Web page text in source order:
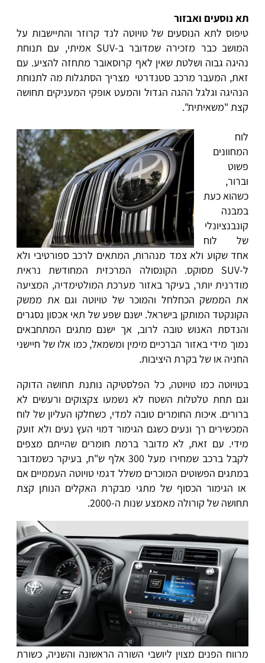
תא נוסעים ואבזור
טיפוס לתא הנוסעים של טויוטה לנד קרוזר והתיישבות על
המושב כבר מזכירה שמדובר ב-SUV אמיתי, עם תנוחת
נהיגה גבוה ושלטת שאין לאף קרוסאובר מתחזה להציע. עם
זאת, המעבר מרכב סטנדרטי מצריך הסתגלות מה לתנוחת
הנהיגה וגלגל ההגה הגדול והמעט אופקי המעניקים תחושה
קצת "משאיתית".
לוח
המחוונים
פשוט
וברור,
כשהוא כעת
במבנה
קונבנציונלי
של לוח
אחד שקוע ולא צמד מנהרות, המתאים לרכב ספורטיבי ולא
ל-SUV מסוקס. הקונסולה המרכזית המחודשת נראית
מודרנית יותר, בעיקר באזור מערכת המולטימדיה, המציעה
את הממשק הכחלחל והמוכר של טויוטה וגם את ממשק
הקונקטד המותקן בישראל. ישנם שפע של תאי אכסון נסגרים
והנדסת האנוש טובה לרוב, אך ישנם מתגים המתחבאים
נמוך מידי באזור הברכיים מימין ומשמאל, כמו אלו של חיישני
החניה או של בקרת היציבות.
בטויוטה כמו טויוטה, כל הפלסטיקה נותנת תחושה הדוקה
וגם תחת טלטלות השטח לא נשמעו צקצוקים ורעשים לא
ברורים. איכות החומרים טובה למדי, כשחלקו העליון של לוח
המכשירים רך ונעים כשגם הגימור דמוי העץ נעים ולא זועק
מידי. עם זאת, לא מדובר ברמת חומרים שהייתם מצפים
לקבל ברכב שמחירו מעל 300 אלף ש"ח, בעיקר כשמדובר
במתגים הפשוטים המוכרים משלל דגמי טויוטה העממיים אם
או הגימור הכסוף של מתגי מבקרת האקלים הנותן קצת
תחושה של קורולה מאמצע שנות ה-2000.
מרווח הפנים מצוין ליושבי השורה הראשונה והשניה, כשורת